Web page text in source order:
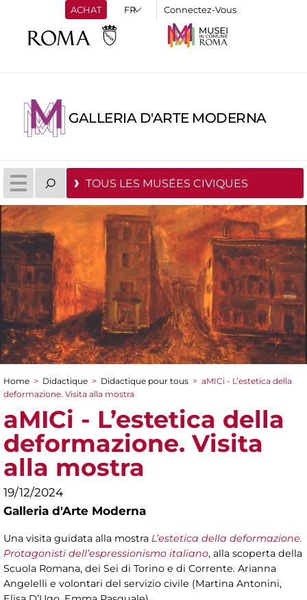
ACHAT Connectez-Vous
GALLERIA D'ARTE MODERNA
TOUS LES MUSÉES CIVIQUES
You are here
Home > Didactique > Didactique pour tous > aMICi - L’estetica della
deformazione. Visita alla mostra
aMICi - L’estetica della
deformazione. Visita
alla mostra
19/12/2024
Galleria d'Arte Moderna
Una visita guidata alla mostra L’estetica della deformazione.
Protagonisti dell’espressionismo italiano, alla scoperta della
Scuola Romana, dei Sei di Torino e di Corrente. Arianna
Angelelli e volontari del servizio civile (Martina Antonini,